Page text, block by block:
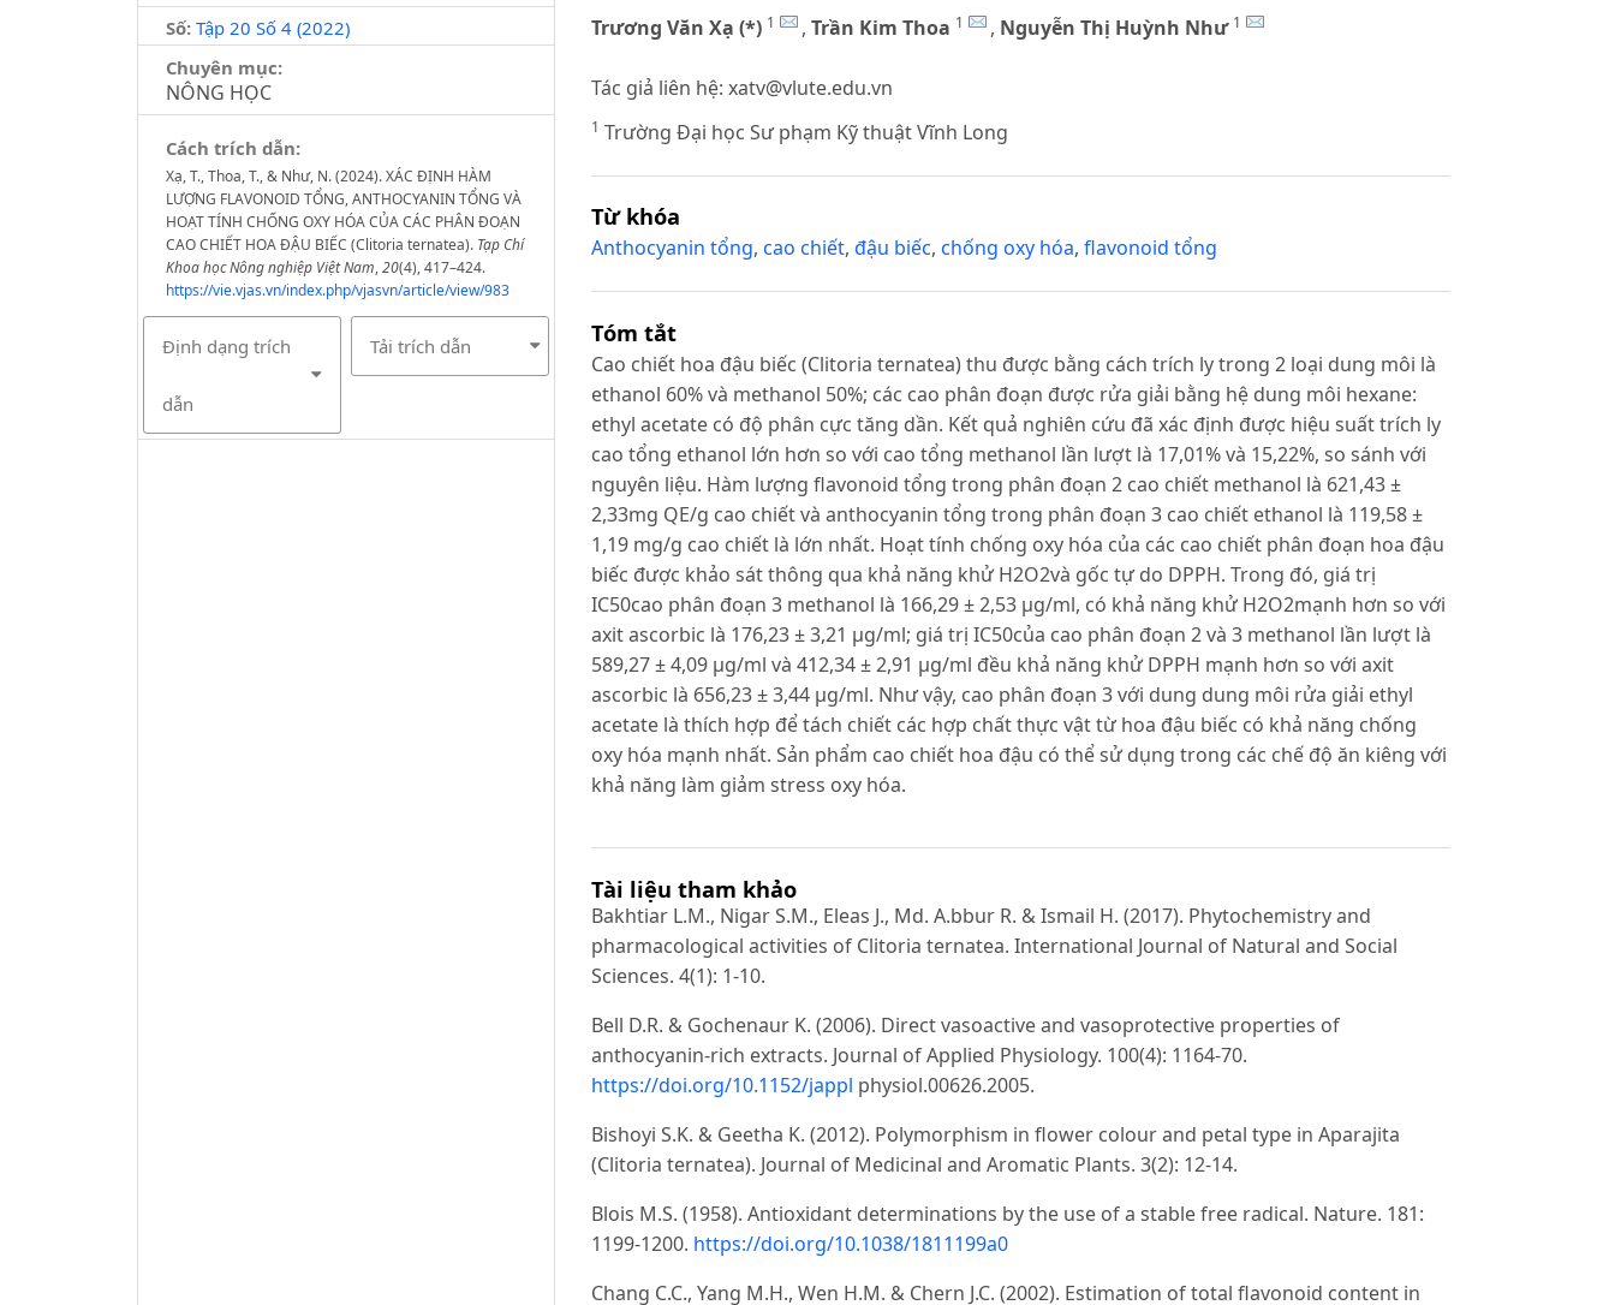
Số: Tập 20 Số 4 (2022)
Chuyên mục:
NÔNG HỌC
Cách trích dẫn:
Xạ, T., Thoa, T., & Như, N. (2024). XÁC ĐỊNH HÀM
LƯỢNG FLAVONOID TỔNG, ANTHOCYANIN TỔNG VÀ
HOẠT TÍNH CHỐNG OXY HÓA CỦA CÁC PHÂN ĐOẠN
CAO CHIẾT HOA ĐẬU BIẾC (Clitoria ternatea). Tạp Chí
Khoa học Nông nghiệp Việt Nam,20(4), 417–424.
https://vie.vjas.vn/index.php/vjasvn/article/view/983
Định dạng trích
dẫn
Tải trích dẫn
Trương Văn Xạ (*) 1 , Trần Kim Thoa 1 , Nguyễn Thị Huỳnh Như 1
Tác giả liên hệ: xatv@vlute.edu.vn
1 Trường Đại học Sư phạm Kỹ thuật Vĩnh Long
Từ khóa
Anthocyanin tổng, cao chiết, đậu biếc, chống oxy hóa, flavonoid tổng
Tóm tắt
Cao chiết hoa đậu biếc (Clitoria ternatea) thu được bằng cách trích ly trong 2 loại dung môi là
ethanol 60% và methanol 50%; các cao phân đoạn được rửa giải bằng hệ dung môi hexane:
ethyl acetate có độ phân cực tăng dần. Kết quả nghiên cứu đã xác định được hiệu suất trích ly
cao tổng ethanol lớn hơn so với cao tổng methanol lần lượt là 17,01% và 15,22%, so sánh với
nguyên liệu. Hàm lượng flavonoid tổng trong phân đoạn 2 cao chiết methanol là 621,43 ±
2,33mg QE/g cao chiết và anthocyanin tổng trong phân đoạn 3 cao chiết ethanol là 119,58 ±
1,19 mg/g cao chiết là lớn nhất. Hoạt tính chống oxy hóa của các cao chiết phân đoạn hoa đậu
biếc được khảo sát thông qua khả năng khử H2O2và gốc tự do DPPH. Trong đó, giá trị
IC50cao phân đoạn 3 methanol là 166,29 ± 2,53 µg/ml, có khả năng khử H2O2mạnh hơn so với
axit ascorbic là 176,23 ± 3,21 µg/ml; giá trị IC50của cao phân đoạn 2 và 3 methanol lần lượt là
589,27 ± 4,09 µg/ml và 412,34 ± 2,91 µg/ml đều khả năng khử DPPH mạnh hơn so với axit
ascorbic là 656,23 ± 3,44 µg/ml. Như vậy, cao phân đoạn 3 với dung dung môi rửa giải ethyl
acetate là thích hợp để tách chiết các hợp chất thực vật từ hoa đậu biếc có khả năng chống
oxy hóa mạnh nhất. Sản phẩm cao chiết hoa đậu có thể sử dụng trong các chế độ ăn kiêng với
khả năng làm giảm stress oxy hóa.
Tài liệu tham khảo
Bakhtiar L.M., Nigar S.M., Eleas J., Md. A.bbur R. & Ismail H. (2017). Phytochemistry and
pharmacological activities of Clitoria ternatea. International Journal of Natural and Social
Sciences. 4(1): 1-10.
Bell D.R. & Gochenaur K. (2006). Direct vasoactive and vasoprotective properties of
anthocyanin-rich extracts. Journal of Applied Physiology. 100(4): 1164-70.
https://doi.org/10.1152/jappl physiol.00626.2005.
Bishoyi S.K. & Geetha K. (2012). Polymorphism in flower colour and petal type in Aparajita
(Clitoria ternatea). Journal of Medicinal and Aromatic Plants. 3(2): 12-14.
Blois M.S. (1958). Antioxidant determinations by the use of a stable free radical. Nature. 181:
1199-1200. https://doi.org/10.1038/1811199a0
Chang C.C., Yang M.H., Wen H.M. & Chern J.C. (2002). Estimation of total flavonoid content in